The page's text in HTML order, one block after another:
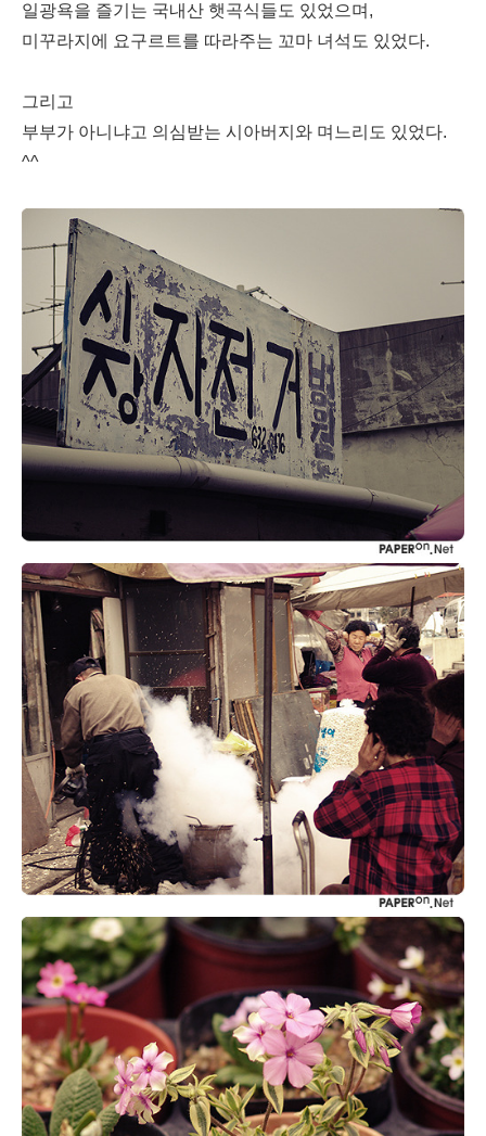
일광욕을 즐기는 국내산 햇곡식들도 있었으며,
미꾸라지에 요구르트를 따라주는 꼬마 녀석도 있었다.
그리고
부부가 아니냐고 의심받는 시아버지와 며느리도 있었다.
^^